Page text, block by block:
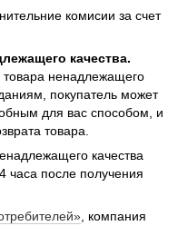
комисии за счет
качества.
ненадлежащего
покупатель может
для вас способом, и
товара.
качества
часа после получения
, компания